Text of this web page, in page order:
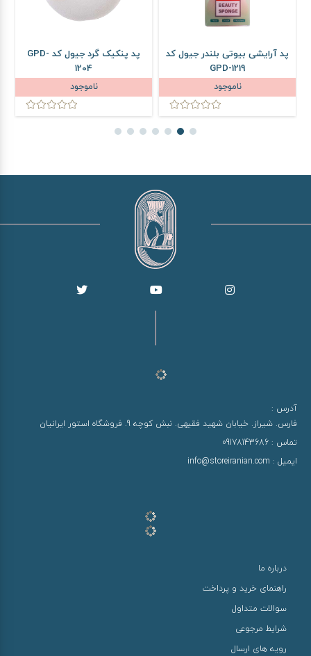
پد آرایشی بیوتی بلندر جیول کد
GPD-1219
ناموجود
پد پنکیک گرد جیول کد GPD-
1204
ناموجود
آدرس :
فارس. شیراز. خیابان شهید فقیهی. نبش کوچه 9. فروشگاه استور ایرانیان
تماس : 09178143686
ایمیل : info@storeiranian.com
درباره ما
راهنمای خرید و پرداخت
سوالات متداول
شرایط مرجوعی
رویه های ارسال